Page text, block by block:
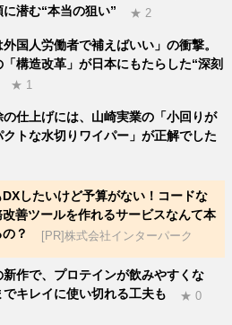
潜む“本当の狙い”
★ 2
外国人労働者で補えばいい」の衝撃。
構造改革」が日本にもたらした“深刻
★ 1
の仕上げには、山崎実業の「小回りが
クトな水切りワイパー」が正解でした
したいけど予算がない！コードな
改善ツールを作れるサービスなんて本
？
[PR]株式会社インターパーク
新作で、プロテインが飲みやすくな
でキレイに使い切れる工夫も
★ 0